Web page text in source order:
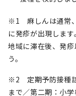
※1 麻しんは通常
に発疹が出現しま
地域に滞在後、発
う。
※2 定期予防接種
まで／第二期：小